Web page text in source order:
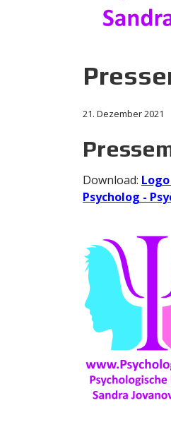
21. Dezember 2021
Download:
Psycholog -